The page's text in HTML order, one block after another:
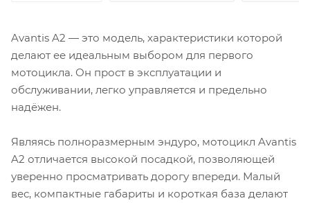
Avantis A2 — это модель, характеристики которой
делают ее идеальным выбором для первого
мотоцикла. Он прост в эксплуатации и
обслуживании, легко управляется и предельно
надёжен.
Являясь полноразмерным эндуро, мотоцикл Avantis
A2 отличается высокой посадкой, позволяющей
уверенно просматривать дорогу впереди. Малый
вес, компактные габариты и короткая база делают